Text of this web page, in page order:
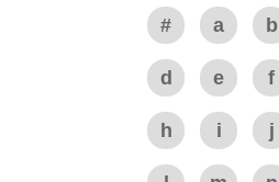
# a b
d e f
h i j